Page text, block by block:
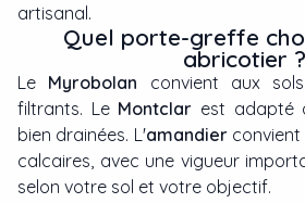
artisanal.
Quel porte-greffe
abricotier ?
Le Myrobolan convient aux
filtrants. Le Montclar est adapté
bien drainées. L'amandierconvient
calcaires, avec une vigueur
selon votre sol et votre objectif.